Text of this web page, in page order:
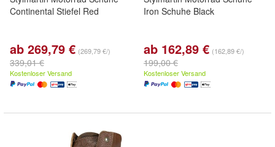
Continental Stiefel Red
ab 269,79 € (269,79 €/)
339,01 €
Kostenloser Versand
Iron Schuhe Black
ab 162,89 € (162,89 €/)
199,00 €
Kostenloser Versand